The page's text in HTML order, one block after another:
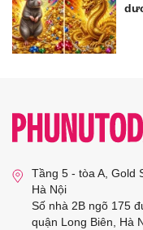
Tầng 5 - tòa A, Gold
Hà Nội
Số nhà 2B ngõ 175
quận Long Biên, Hà